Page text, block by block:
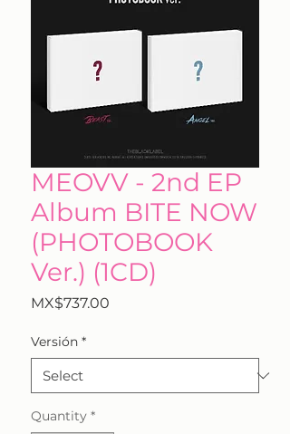
MEOVV - 2nd EP
Album BITE NOW
(PHOTOBOOK
Ver.) (1CD)
MX$737.00
Versión *
Quantity *